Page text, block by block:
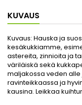
KUVAUS
Kuvaus: Hauska ja
kesäkukkiamme,
astereita, zinnioita ja
väriläiskä sekä
maljakossa veden
ravinteikkaassa ja
kausina. Leikkaa